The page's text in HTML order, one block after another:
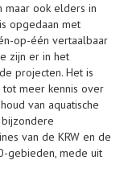
maar ook elders in
opgedaan met
op-één vertaalbaar
zijn er in het
projecten. Het is
meer kennis over
van aquatische
van de KRW en de
gebieden, mede uit